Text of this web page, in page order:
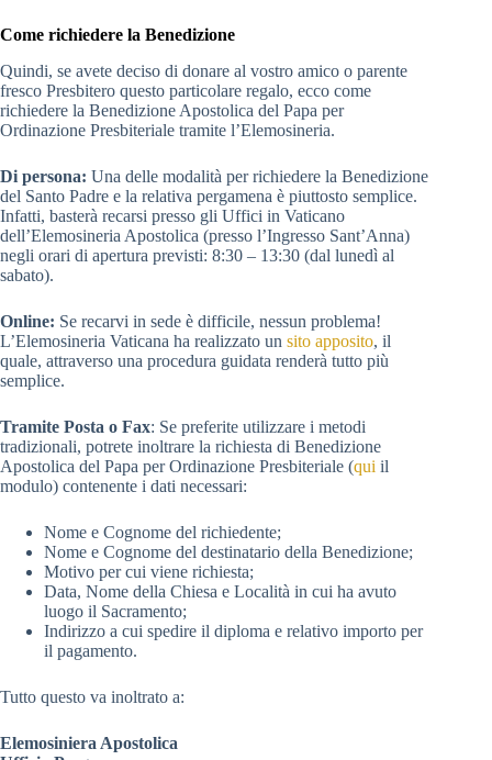
Come richiedere la Benedizione
Quindi, se avete deciso di donare al vostro amico o parente
fresco Presbitero questo particolare regalo, ecco come
richiedere la Benedizione Apostolica del Papa per
Ordinazione Presbiteriale tramite l’Elemosineria.
Di persona: Una delle modalità per richiedere la Benedizione
del Santo Padre e la relativa pergamena è piuttosto semplice.
Infatti, basterà recarsi presso gli Uffici in Vaticano
dell’Elemosineria Apostolica (presso l’Ingresso Sant’Anna)
negli orari di apertura previsti: 8:30 – 13:30 (dal lunedì al
sabato).
Online: Se recarvi in sede è difficile, nessun problema!
L’Elemosineria Vaticana ha realizzato un sito apposito, il
quale, attraverso una procedura guidata renderà tutto più
semplice.
Tramite Posta o Fax: Se preferite utilizzare i metodi
tradizionali, potrete inoltrare la richiesta di Benedizione
Apostolica del Papa per Ordinazione Presbiteriale (qui il
modulo) contenente i dati necessari:
Nome e Cognome del richiedente;
Nome e Cognome del destinatario della Benedizione;
Motivo per cui viene richiesta;
Data, Nome della Chiesa e Località in cui ha avuto
luogo il Sacramento;
Indirizzo a cui spedire il diploma e relativo importo per
il pagamento.
Tutto questo va inoltrato a:
Elemosiniera Apostolica